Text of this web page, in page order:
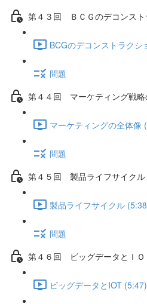
第４３回 ＢＣＧのデコンスト
BCGのデコンストラクシ
問題
第４４回 マーケティング
マーケティングの全体像
問題
第４５回 製品ライフサイクル
製品ライフサイクル
問題
第４６回 ビッグデータとＩＯ
ビッグデータとIOT (5:47)